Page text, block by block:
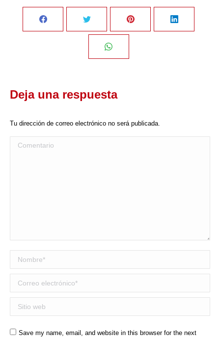
Share Share Share
WhatsApp
Deja una respuesta
Tu dirección de correo electrónico no será publicada.
Comentario
Nombre *
Correo electrónico *
Sitio web
Save my name, email, and website in this browser for the next